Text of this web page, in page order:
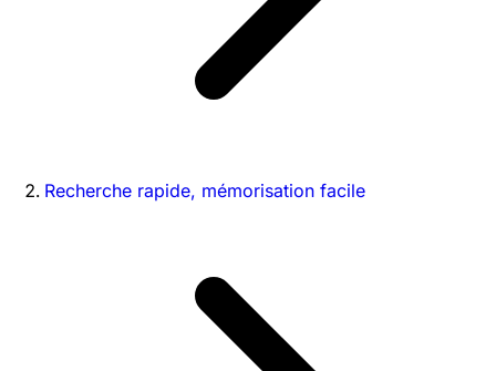
Recherche rapide, mémorisation facile